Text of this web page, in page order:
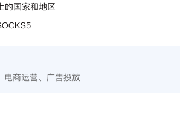
的国家和地区
电商运营、广告投放